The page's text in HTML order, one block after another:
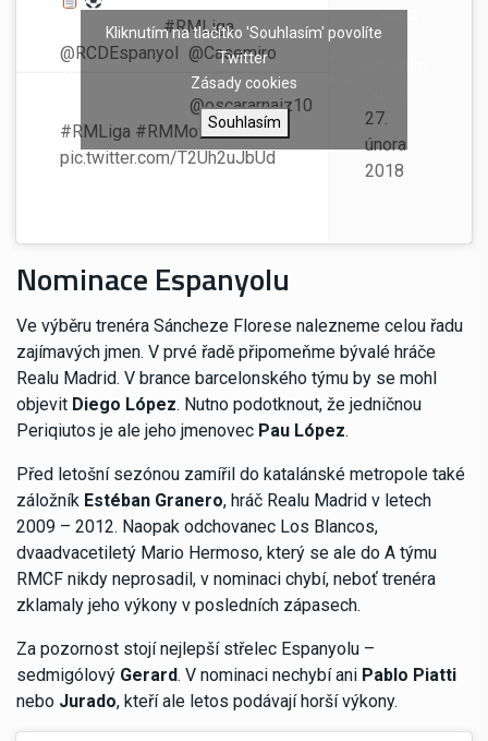
encuentro de#RMLigacontra el
@RCDEspanyol @Casemiro
última hora por problemas estomacales.
@oscararnaiz10
#RMLiga #RMMovistar
pic.twitter.com/T2Uh2uJbUd
Madrid
C.F.
27.
února
2018
Kliknutím na tlačítko 'Souhlasím' povolíte
Twitter
Zásady cookies
Souhlasím
Nominace Espanyolu
Ve výběru trenéra Sáncheze Florese nalezneme celou řadu
zajímavých jmen. V prvé řadě připomeňme bývalé hráče
Realu Madrid. V brance barcelonského týmu by se mohl
objevit Diego López. Nutno podotknout, že jedničnou
Periqiutos je ale jeho jmenovec Pau López.
Před letošní sezónou zamířil do katalánské metropole také
záložník Estéban Granero, hráč Realu Madrid v letech
2009 – 2012. Naopak odchovanec Los Blancos,
dvaadvacetiletý Mario Hermoso, který se ale do A týmu
RMCF nikdy neprosadil, v nominaci chybí, neboť trenéra
zklamaly jeho výkony v posledních zápasech.
Za pozornost stojí nejlepší střelec Espanyolu –
sedmigólový Gerard. V nominaci nechybí ani Pablo Piatti
nebo Jurado, kteří ale letos podávají horší výkony.